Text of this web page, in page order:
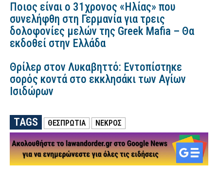
Ποιος είναι ο 31χρονος «Ηλίας» που
συνελήφθη στη Γερμανία για τρεις
δολοφονίες μελών της Greek Mafia – Θα
εκδοθεί στην Ελλάδα
Θρίλερ στον Λυκαβηττό: Εντοπίστηκε
σορός κοντά στο εκκλησάκι των Αγίων
Ισιδώρων
TAGS ΘΕΣΠΡΩΤΙΑ ΝΕΚΡΟΣ